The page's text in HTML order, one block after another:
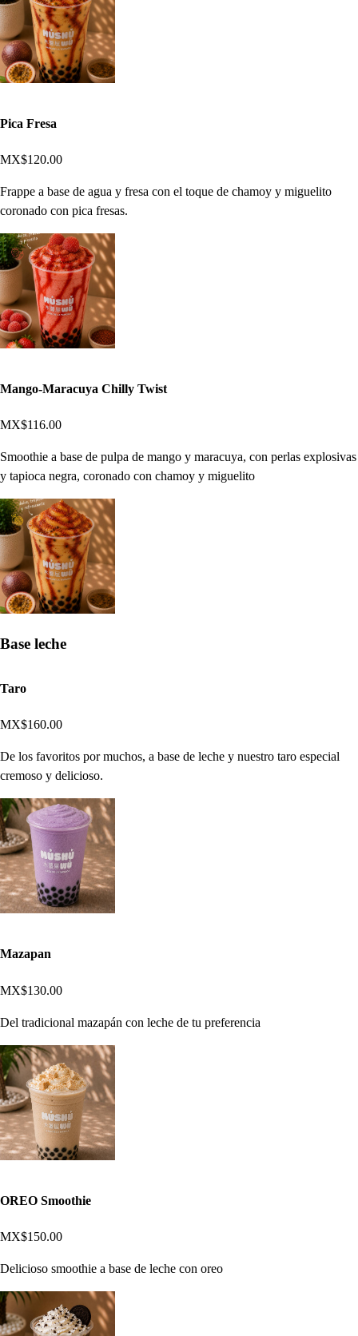
Pica Fresa
MX$120.00
Frappe a base de agua y fresa con el toque de chamoy y miguelito
coronado con pica fresas.
Mango-Maracuya Chilly Twist
MX$116.00
Smoothie a base de pulpa de mango y maracuya, con perlas explosivas
y tapioca negra, coronado con chamoy y miguelito
Base leche
Taro
MX$160.00
De los favoritos por muchos, a base de leche y nuestro taro especial
cremoso y delicioso.
Mazapan
MX$130.00
Del tradicional mazapán con leche de tu preferencia
OREO Smoothie
MX$150.00
Delicioso smoothie a base de leche con oreo